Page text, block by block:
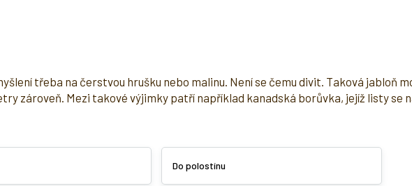
l
á
třeba na čerstvou hrušku nebo malinu. Není se čemu divit. Taková jabloň
zároveň. Mezi takové výjimky patří například kanadská borůvka, jejíž listy se
Do polostínu